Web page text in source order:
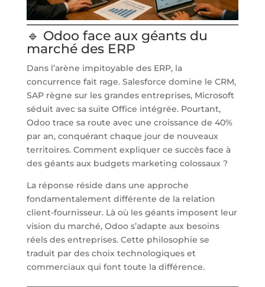
🔹 Odoo face aux géants du
marché des ERP
Dans l’arène impitoyable des ERP, la
concurrence fait rage. Salesforce domine le CRM,
SAP règne sur les grandes entreprises, Microsoft
séduit avec sa suite Office intégrée. Pourtant,
Odoo trace sa route avec une croissance de 40%
par an, conquérant chaque jour de nouveaux
territoires. Comment expliquer ce succès face à
des géants aux budgets marketing colossaux ?
La réponse réside dans une approche
fondamentalement différente de la relation
client-fournisseur. Là où les géants imposent leur
vision du marché, Odoo s’adapte aux besoins
réels des entreprises. Cette philosophie se
traduit par des choix technologiques et
commerciaux qui font toute la différence.